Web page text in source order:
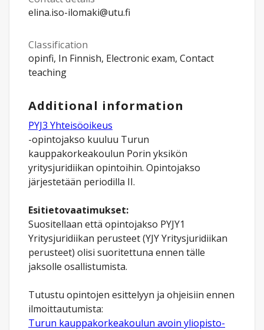
elina.iso-ilomaki@utu.fi
Classification
opinfi, In Finnish, Electronic exam, Contact
teaching
Additional information
PYJ3 Yhteisöoikeus
-opintojakso kuuluu Turun
kauppakorkeakoulun Porin yksikön
yritysjuridiikan opintoihin. Opintojakso
järjestetään periodilla II.
Esitietovaatimukset:
Suositellaan että opintojakso PYJY1
Yritysjuridiikan perusteet (YJY Yritysjuridiikan
perusteet) olisi suoritettuna ennen tälle
jaksolle osallistumista.
Tutustu opintojen esittelyyn ja ohjeisiin ennen
Turun kauppakorkeakoulun avoin yliopisto-